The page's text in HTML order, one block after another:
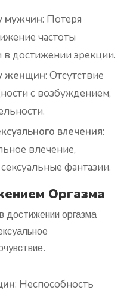
мужчин: Потеря
частоты
в достижении эрекции.
женщин: Отсутствие
с возбуждением,
влечения:
влечение,
фантазии.
Оргазма
достижении оргазма
: Неспособность